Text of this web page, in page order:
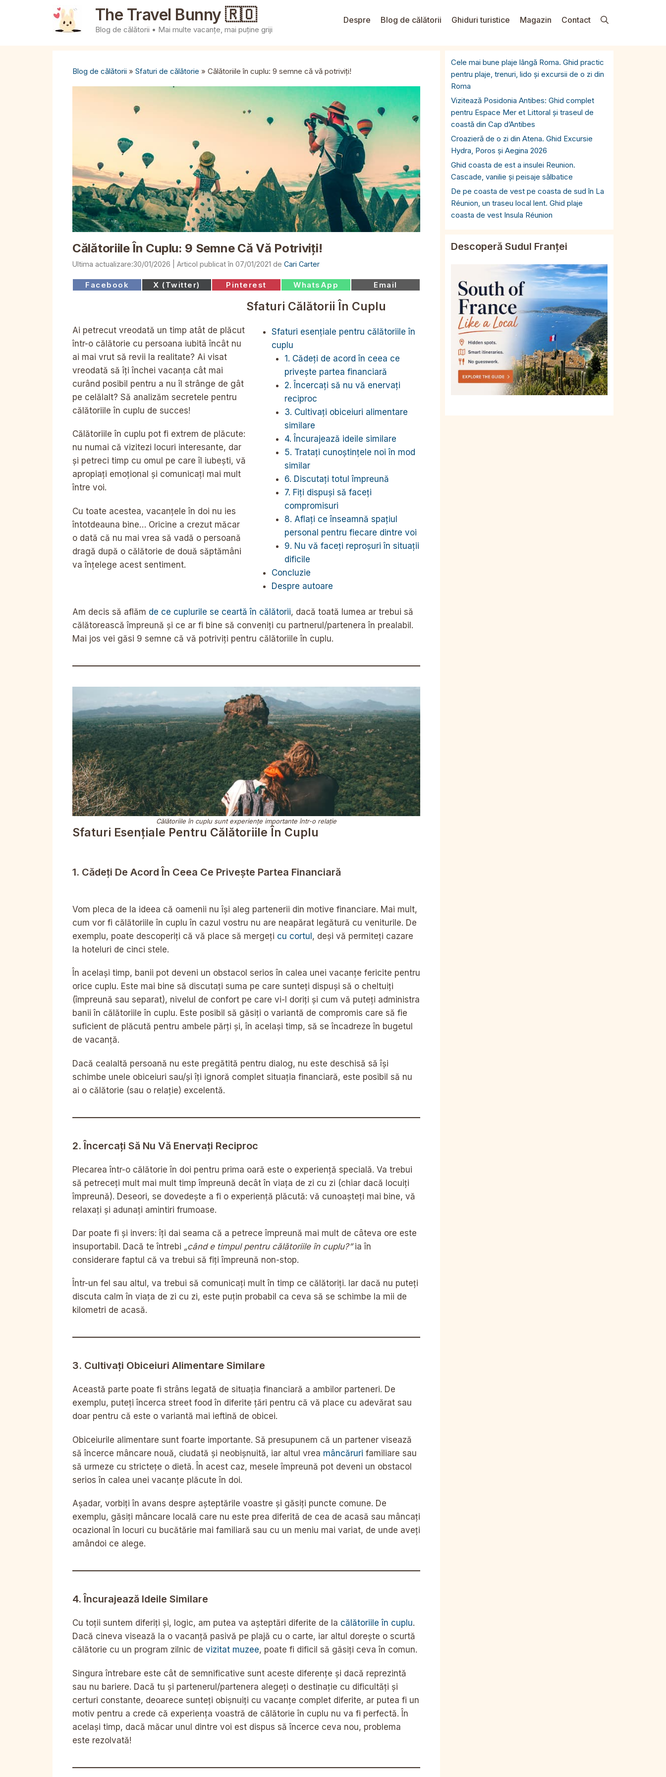
The Travel Bunny 🇷🇴
Blog de călătorii • Mai multe vacanțe, mai puține griji
Despre Blog de călătorii Ghiduri turistice Magazin Contact
Blog de călătorii » Sfaturi de călătorie » Călătoriile în cuplu: 9 semne că vă potriviți!
Călătoriile În Cuplu: 9 Semne Că Vă Potriviți!
30/01/2026 07/01/2021 de Cari Carter
Share
on
Facebook Share
on
X (Twitter) Share
on
Pinterest Share
on
WhatsApp Share
on
Email
Ai petrecut vreodată un timp atât de plăcut
într-o călătorie cu persoana iubită încât nu
ai mai vrut să revii la realitate? Ai visat
vreodată să îți închei vacanța cât mai
curând posibil pentru a nu îl strânge de gât
pe celălalt? Să analizăm secretele pentru
călătoriile în cuplu de succes!
Călătoriile în cuplu pot fi extrem de plăcute:
nu numai că vizitezi locuri interesante, dar
și petreci timp cu omul pe care îl iubești, vă
apropiați emoțional și comunicați mai mult
între voi.
Cu toate acestea, vacanțele în doi nu ies
întotdeauna bine… Oricine a crezut măcar
o dată că nu mai vrea să vadă o persoană
dragă după o călătorie de două săptămâni
va înțelege acest sentiment.
Sfaturi Călătorii În Cuplu
Sfaturi esențiale pentru călătoriile în
cuplu
1. Cădeți de acord în ceea ce
privește partea financiară
2. Încercați să nu vă enervați
reciproc
3. Cultivați obiceiuri alimentare
similare
4. Încurajează ideile similare
5. Tratați cunoștințele noi în mod
similar
6. Discutați totul împreună
7. Fiți dispuși să faceți
compromisuri
8. Aflați ce înseamnă spațiul
personal pentru fiecare dintre voi
9. Nu vă faceți reproșuri în situații
dificile
Concluzie
Despre autoare
Am decis să aflăm de ce cuplurile se ceartă în călătorii, dacă toată lumea ar trebui să
călătorească împreună și ce ar fi bine să conveniți cu partnerul/partenera în prealabil.
Mai jos vei găsi 9 semne că vă potriviți pentru călătoriile în cuplu.
Călătoriile în cuplu sunt experiențe importante într-o relație
Sfaturi Esențiale Pentru Călătoriile În Cuplu
1. Cădeți De Acord În Ceea Ce Privește Partea Financiară
Vom pleca de la ideea că oamenii nu își aleg partenerii din motive financiare. Mai mult,
cum vor fi călătoriile în cuplu în cazul vostru nu are neapărat legătură cu veniturile. De
exemplu, poate descoperiți că vă place să mergeți cu cortul, deși vă permiteți cazare
la hoteluri de cinci stele.
În același timp, banii pot deveni un obstacol serios în calea unei vacanțe fericite pentru
orice cuplu. Este mai bine să discutați suma pe care sunteți dispuși să o cheltuiți
(împreună sau separat), nivelul de confort pe care vi-l doriți și cum vă puteți administra
banii în călătoriile în cuplu. Este posibil să găsiți o variantă de compromis care să fie
suficient de plăcută pentru ambele părți și, în același timp, să se încadreze în bugetul
de vacanță.
Dacă cealaltă persoană nu este pregătită pentru dialog, nu este deschisă să își
schimbe unele obiceiuri sau/și îți ignoră complet situația financiară, este posibil să nu
ai o călătorie (sau o relație) excelentă.
2. Încercați Să Nu Vă Enervați Reciproc
Plecarea într-o călătorie în doi pentru prima oară este o experiență specială. Va trebui
să petreceți mult mai mult timp împreună decât în ​​viața de zi cu zi (chiar dacă locuiți
împreună). Deseori, se dovedește a fi o experiență plăcută: vă cunoașteți mai bine, vă
relaxați și adunați amintiri frumoase.
Dar poate fi și invers: îți dai seama că a petrece împreună mai mult de câteva ore este
insuportabil. Dacă te întrebi „când e timpul pentru călătoriile în cuplu?”ia în
considerare faptul că va trebui să fiți împreună non-stop.
Într-un fel sau altul, va trebui să comunicați mult în timp ce călătoriți. Iar dacă nu puteți
discuta calm în viața de zi cu zi, este puțin probabil ca ceva să se schimbe la mii de
kilometri de acasă.
3. Cultivați Obiceiuri Alimentare Similare
Această parte poate fi strâns legată de situația financiară a ambilor parteneri. De
exemplu, puteți încerca street food în diferite țări pentru că vă place cu adevărat sau
doar pentru că este o variantă mai ieftină de obicei.
Obiceiurile alimentare sunt foarte importante. Să presupunem că un partener visează
să încerce mâncare nouă, ciudată și neobișnuită, iar altul vrea mâncăruri familiare sau
să urmeze cu strictețe o dietă. În acest caz, mesele împreună pot deveni un obstacol
serios în calea unei vacanțe plăcute în doi.
Așadar, vorbiți în avans despre așteptările voastre și găsiți puncte comune. De
exemplu, găsiți mâncare locală care nu este prea diferită de cea de acasă sau mâncați
ocazional în locuri cu bucătărie mai familiară sau cu un meniu mai variat, de unde aveți
amândoi ce alege.
4. Încurajează Ideile Similare
Cu toții suntem diferiți și, logic, am putea va așteptări diferite de la călătoriile în cuplu.
Dacă cineva visează la o vacanță pasivă pe plajă cu o carte, iar altul dorește o scurtă
călătorie cu un program zilnic de vizitat muzee, poate fi dificil să găsiți ceva în comun.
Singura întrebare este cât de semnificative sunt aceste diferențe și dacă reprezintă
sau nu bariere. Dacă tu și partenerul/partenera alegeți o destinație cu dificultăți și
certuri constante, deoarece sunteți obișnuiți cu vacanțe complet diferite, ar putea fi un
motiv pentru a crede că experiența voastră de călătorie în cuplu nu va fi perfectă. În
același timp, dacă măcar unul dintre voi est dispus să încerce ceva nou, problema
este rezolvată!
Cele mai bune plaje lângă Roma. Ghid practic
pentru plaje, trenuri, lido și excursii de o zi din
Roma
Vizitează Posidonia Antibes: Ghid complet
pentru Espace Mer et Littoral și traseul de
coastă din Cap d’Antibes
Croazieră de o zi din Atena. Ghid Excursie
Hydra, Poros și Aegina 2026
Ghid coasta de est a insulei Reunion.
Cascade, vanilie și peisaje sălbatice
De pe coasta de vest pe coasta de sud în La
Réunion, un traseu local lent. Ghid plaje
coasta de vest Insula Réunion
Descoperă Sudul Franței